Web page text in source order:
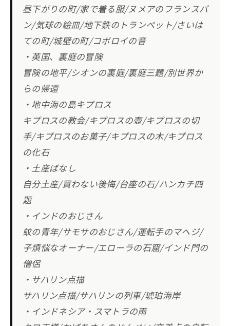
昼下がりの町/家で着る服/ヌメアのフランスパ
ン/気球の絵皿/地下鉄のトランペット/さいは
ての町/城壁の町/コボロイの音
・英国、裏庭の冒険
冒険の地平/シオンの裏庭/裏庭三題/別世界か
らの帰還
・地中海の島キプロス
キプロスの教会/キプロスの壺/キプロスの切
手/キプロスのお菓子/キプロスの木/キプロス
の化石
・土産ばなし
自分土産/買わない後悔/台座の石/ハンカチ四
題
・インドのおじさん
蚊の青年/サモサのおじさん/運転手のマヘジ/
子煩悩なオーナー/エローラの石窟/インド門の
僧侶
・サハリン点描
サハリン点描/サハリンの列車/琥珀海岸
・インドネシア・スマトラの雨